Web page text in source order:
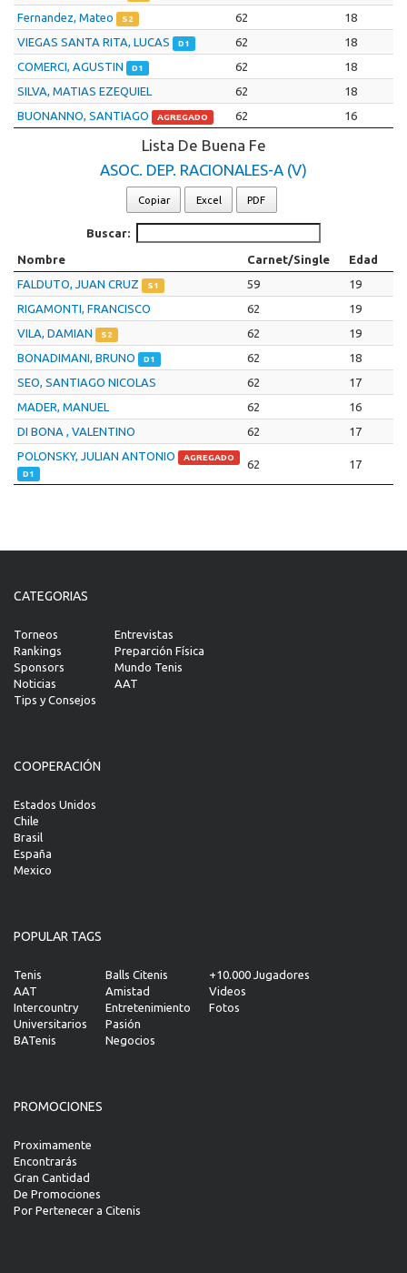
Fernandez, Mateo
S2 62
18
VIEGAS SANTA RITA, LUCAS
D1 62
18
COMERCI, AGUSTIN
D1 62
18
SILVA, MATIAS EZEQUIEL
62
18
BUONANNO, SANTIAGO
AGREGADO 62 16
Lista De Buena Fe
ASOC. DEP. RACIONALES-A (V)
Copiar Excel PDF
Buscar:
Nombre Carnet/Single
Edad
FALDUTO, JUAN CRUZ
S1 59
19
RIGAMONTI, FRANCISCO
62
19
VILA, DAMIAN
S2 62
19
BONADIMANI, BRUNO
D1 62
18
SEO, SANTIAGO NICOLAS
62
17
MADER, MANUEL
62
16
DI BONA , VALENTINO
62
17
POLONSKY, JULIAN ANTONIO
AGREGADO
D1
62 17
CATEGORIAS
Torneos
Rankings
Sponsors
Noticias
Tips y Consejos
Entrevistas
Preparción Física
Mundo Tenis
AAT
COOPERACIÓN
Estados Unidos
Chile
Brasil
España
Mexico
POPULAR TAGS
Tenis
AAT
Intercountry
Universitarios
BATenis
Balls Citenis
Amistad
Entretenimiento
Pasión
Negocios
+10.000 Jugadores
Videos
Fotos
PROMOCIONES
Proximamente
Encontrarás
Gran Cantidad
De Promociones
Por Pertenecer a Citenis